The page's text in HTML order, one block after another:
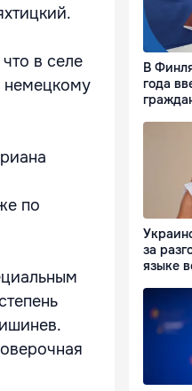
в селе
немецкому
по
В
года
за
языке